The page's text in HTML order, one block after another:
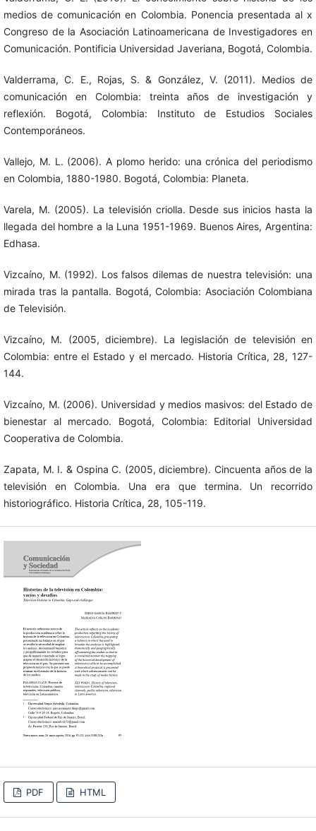
medios de comunicación en Colombia. Ponencia presentada al x
Congreso de la Asociación Latinoamericana de Investigadores en
Comunicación. Pontificia Universidad Javeriana, Bogotá, Colombia.
Valderrama, C. E., Rojas, S. & González, V. (2011). Medios de
comunicación en Colombia: treinta años de investigación y
reflexión. Bogotá, Colombia: Instituto de Estudios Sociales
Contemporáneos.
Vallejo, M. L. (2006). A plomo herido: una crónica del periodismo
en Colombia, 1880-1980. Bogotá, Colombia: Planeta.
Varela, M. (2005). La televisión criolla. Desde sus inicios hasta la
llegada del hombre a la Luna 1951-1969. Buenos Aires, Argentina:
Edhasa.
Vizcaíno, M. (1992). Los falsos dilemas de nuestra televisión: una
mirada tras la pantalla. Bogotá, Colombia: Asociación Colombiana
de Televisión.
Vizcaíno, M. (2005, diciembre). La legislación de televisión en
Colombia: entre el Estado y el mercado. Historia Crítica, 28, 127-
144.
Vizcaíno, M. (2006). Universidad y medios masivos: del Estado de
bienestar al mercado. Bogotá, Colombia: Editorial Universidad
Cooperativa de Colombia.
Zapata, M. I. & Ospina C. (2005, diciembre). Cincuenta años de la
televisión en Colombia. Una era que termina. Un recorrido
historiográfico. Historia Crítica, 28, 105-119.
PDF HTML